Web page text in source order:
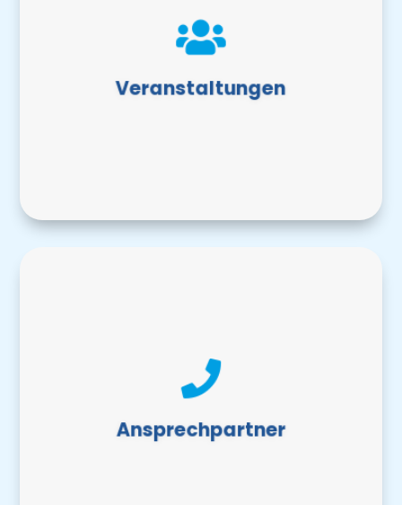

Veranstaltungen
Immer auf dem neusten Stand!
Hier finden Sie wichtige Details
um Wankendorf

Ansprechpartner
Sie haben Fragen?
Ihre Ansprechpartner der
Sie vor Ort.